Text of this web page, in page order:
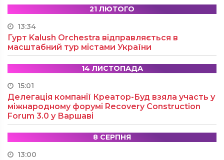
21 ЛЮТОГО
13:34
Гурт Kalush Orchestra відправляється в
масштабний тур містами України
14 ЛИСТОПАДА
15:01
Делегація компанії Креатор-Буд взяла участь у
міжнародному форумі Recovery Construction
Forum 3.0 у Варшаві
8 СЕРПНЯ
13:00